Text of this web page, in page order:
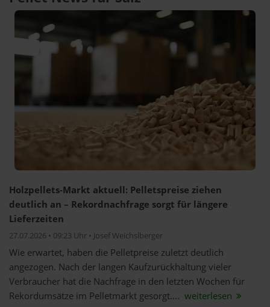
Holzpellets-Markt aktuell: Pelletspreise ziehen
deutlich an – Rekordnachfrage sorgt für längere
Lieferzeiten
27.07.2026 • 09:23 Uhr • Josef Weichslberger
Wie erwartet, haben die Pelletpreise zuletzt deutlich
angezogen. Nach der langen Kaufzurückhaltung vieler
Verbraucher hat die Nachfrage in den letzten Wochen für
Rekordumsätze im Pelletmarkt gesorgt.... weiterlesen